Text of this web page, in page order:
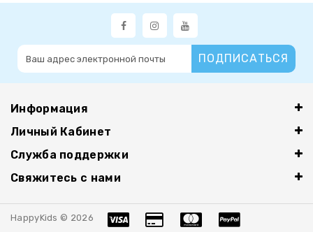
ПОДПИСАТЬСЯ
Информация
Личный Кабинет
Служба поддержки
Свяжитесь с нами
HappyKids © 2026